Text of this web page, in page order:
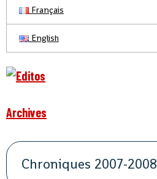
Français
English
Archives
Chroniques 2007-2008